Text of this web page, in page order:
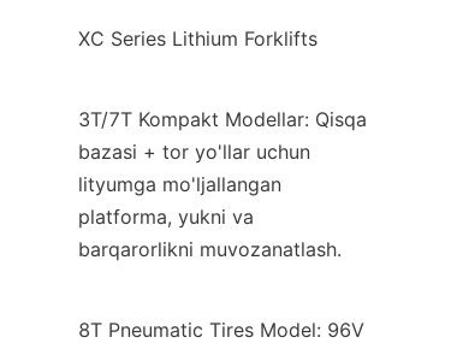
XC Series Lithium Forklifts
3T/7T Kompakt Modellar: Qisqa
bazasi + tor yo'llar uchun
lityumga mo'ljallangan
platforma, yukni va
barqarorlikni muvozanatlash.
8T Pneumatic Tires Model: 96V